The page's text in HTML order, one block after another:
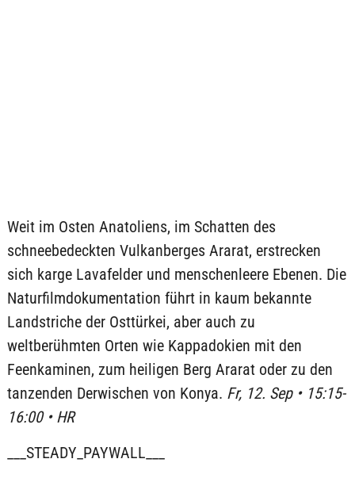
Weit im Osten Anatoliens, im Schatten des
schneebedeckten Vulkanberges Ararat, erstrecken
sich karge Lavafelder und menschenleere Ebenen. Die
Naturfilmdokumentation führt in kaum bekannte
Landstriche der Osttürkei, aber auch zu
weltberühmten Orten wie Kappadokien mit den
Feenkaminen, zum heiligen Berg Ararat oder zu den
tanzenden Derwischen von Konya. Fr, 12. Sep • 15:15-
16:00 • HR
___STEADY_PAYWALL___